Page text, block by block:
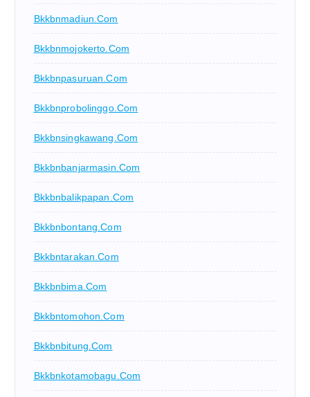
Bkkbnmadiun.com
Bkkbnmojokerto.com
Bkkbnpasuruan.com
Bkkbnprobolinggo.com
Bkkbnsingkawang.com
Bkkbnbanjarmasin.com
Bkkbnbalikpapan.com
Bkkbnbontang.com
Bkkbntarakan.com
Bkkbnbima.com
Bkkbntomohon.com
Bkkbnbitung.com
Bkkbnkotamobagu.com